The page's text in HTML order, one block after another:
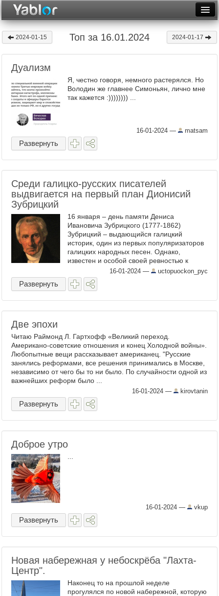
Рейтинги
Видеотоп
2024-01-15 Топ за 16.01.2024 2024-01-17
Дуализм
Я, честно говоря, немного растерялся. Но
Володин же главнее Симоньян, лично мне
так кажется :)))))))) ...
16-01-2024 — matsam
Развернуть
Среди галицко-русских писателей
выдвигается на первый план Дионисий
Зубрицкий
16 января – день памяти Дениса
Ивановича Зубрицкого (1777-1862)
Зубрицкий – выдающийся галицкий
историк, один из первых популяризаторов
галицких народных песен. Однако,
известен и особой своей ревностью к
единообразию русского литературного
языка. Отмечая такую его чрезмерную
ревность, ...
16-01-2024 — uctopuockon_pyc
Развернуть
Две эпохи
Читаю Раймонд Л. Гартхофф «Великий переход.
Американо-советские отношения и конец Холодной войны».
Любопытные вещи рассказывает американец. "Русские
занялись реформами, все решения принимались в Москве,
независимо от чего бы то ни было. По случайности одной из
важнейших реформ было ...
16-01-2024 — kirovtanin
Развернуть
Доброе утро
16-01-2024 — vkup
Развернуть
Новая набережная у небоскрёба "Лахта-
Центр".
Наконец то на прошлой неделе
прогулялся по новой набережной, которую